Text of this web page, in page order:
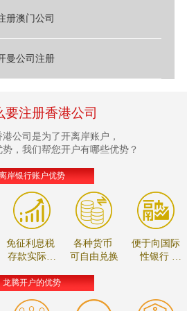
册澳门公司
曼公司注册
要注册香港公司
公司是为了开离岸账户，
，我们帮您开户有哪些优势？
岸银行账户优势
免征利息税
存款实际收
各种货币
可自由兑换
便于向国际
性银行
龙腾开户的优势